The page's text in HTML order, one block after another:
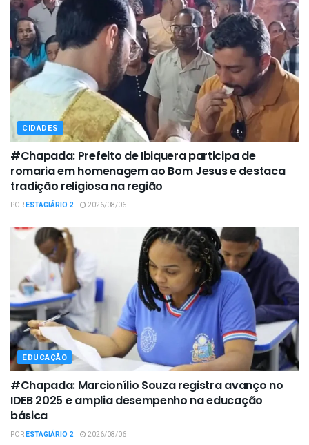
CIDADES
#Chapada: Prefeito de Ibiquera participa de
romaria em homenagem ao Bom Jesus e destaca
tradição religiosa na região
PORESTAGIÁRIO 2 2026/08/06
EDUCAÇÃO
#Chapada: Marcionílio Souza registra avanço no
IDEB 2025 e amplia desempenho na educação
básica
PORESTAGIÁRIO 2 2026/08/06